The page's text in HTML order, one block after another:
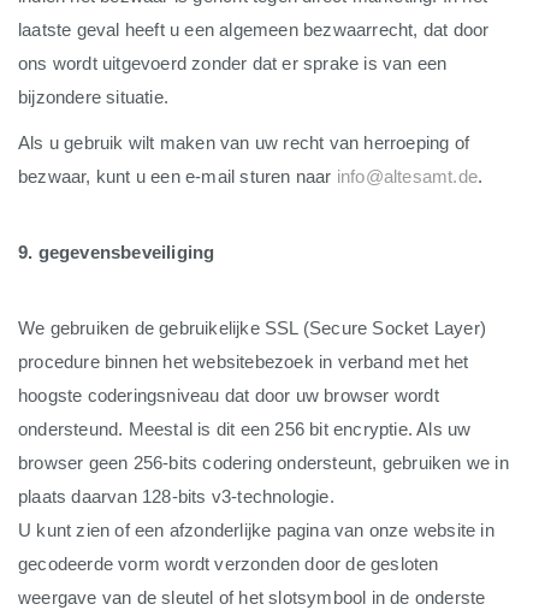
laatste geval heeft u een algemeen bezwaarrecht, dat door
ons wordt uitgevoerd zonder dat er sprake is van een
bijzondere situatie.
Als u gebruik wilt maken van uw recht van herroeping of
bezwaar, kunt u een e-mail sturen naar info@altesamt.de.
9. gegevensbeveiliging
We gebruiken de gebruikelijke SSL (Secure Socket Layer)
procedure binnen het websitebezoek in verband met het
hoogste coderingsniveau dat door uw browser wordt
ondersteund. Meestal is dit een 256 bit encryptie. Als uw
browser geen 256-bits codering ondersteunt, gebruiken we in
plaats daarvan 128-bits v3-technologie.
U kunt zien of een afzonderlijke pagina van onze website in
gecodeerde vorm wordt verzonden door de gesloten
weergave van de sleutel of het slotsymbool in de onderste